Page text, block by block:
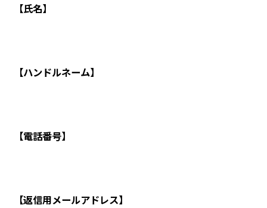
【氏名】
【ハンドルネーム】
【電話番号】
【返信用メールアドレス】